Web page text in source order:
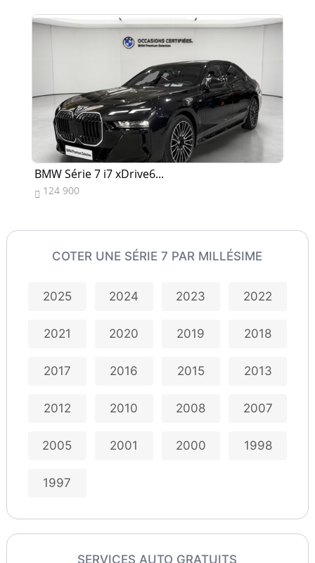
BMW Série 7 i7 xDrive6...
 124 900
COTER UNE SÉRIE 7 PAR MILLÉSIME
2025 2024 2023 2022
2021 2020 2019 2018
2017 2016 2015 2013
2012 2010 2008 2007
2005 2001 2000 1998
1997
SERVICES AUTO GRATUITS